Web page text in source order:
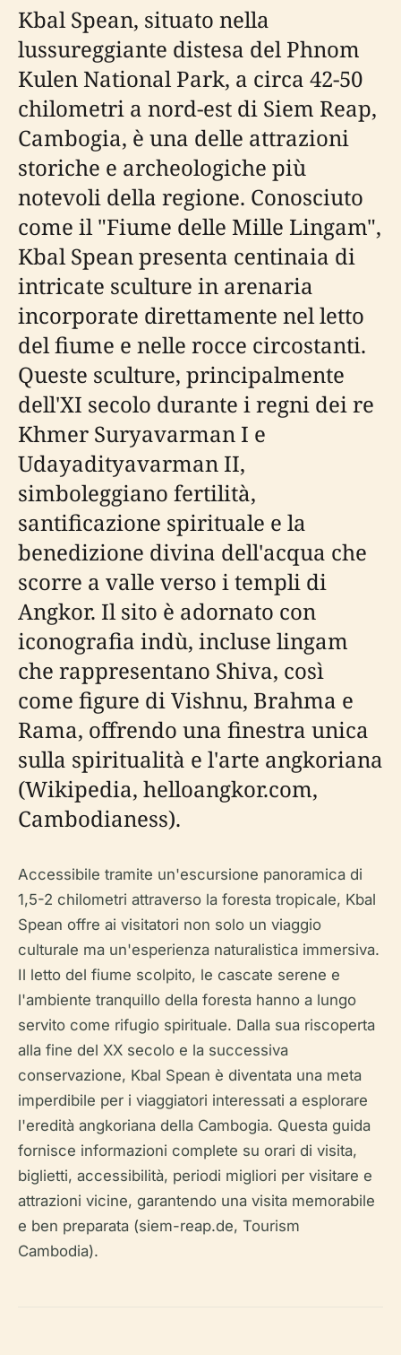
Kbal Spean, situato nella
lussureggiante distesa del Phnom
Kulen National Park, a circa 42-50
chilometri a nord-est di Siem Reap,
Cambogia, è una delle attrazioni
storiche e archeologiche più
notevoli della regione. Conosciuto
come il "Fiume delle Mille Lingam",
Kbal Spean presenta centinaia di
intricate sculture in arenaria
incorporate direttamente nel letto
del fiume e nelle rocce circostanti.
Queste sculture, principalmente
dell'XI secolo durante i regni dei re
Khmer Suryavarman I e
Udayadityavarman II,
simboleggiano fertilità,
santificazione spirituale e la
benedizione divina dell'acqua che
scorre a valle verso i templi di
Angkor. Il sito è adornato con
iconografia indù, incluse lingam
che rappresentano Shiva, così
come figure di Vishnu, Brahma e
Rama, offrendo una finestra unica
sulla spiritualità e l'arte angkoriana
(Wikipedia, helloangkor.com,
Cambodianess).
Accessibile tramite un'escursione panoramica di
1,5-2 chilometri attraverso la foresta tropicale, Kbal
Spean offre ai visitatori non solo un viaggio
culturale ma un'esperienza naturalistica immersiva.
Il letto del fiume scolpito, le cascate serene e
l'ambiente tranquillo della foresta hanno a lungo
servito come rifugio spirituale. Dalla sua riscoperta
alla fine del XX secolo e la successiva
conservazione, Kbal Spean è diventata una meta
imperdibile per i viaggiatori interessati a esplorare
l'eredità angkoriana della Cambogia. Questa guida
fornisce informazioni complete su orari di visita,
biglietti, accessibilità, periodi migliori per visitare e
attrazioni vicine, garantendo una visita memorabile
e ben preparata (siem-reap.de, Tourism
Cambodia).